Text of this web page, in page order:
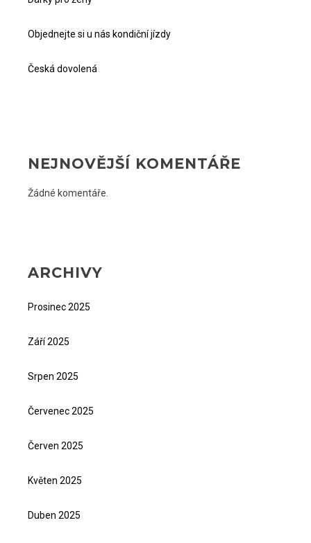
Objednejte si u nás kondiční jízdy
Česká dovolená
NEJNOVĚJŠÍ KOMENTÁŘE
Žádné komentáře.
ARCHIVY
Prosinec 2025
Září 2025
Srpen 2025
Červenec 2025
Červen 2025
Květen 2025
Duben 2025